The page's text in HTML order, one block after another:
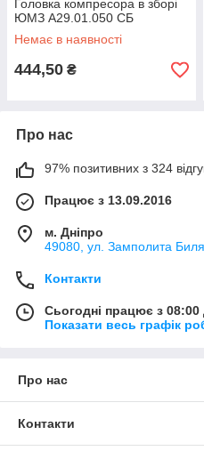
Головка компресора в зборі
ЮМЗ А29.01.050 СБ
Немає в наявності
444,50 ₴
Про нас
97% позитивних з 324
Працює з 13.09.2016
м. Дніпро
49080, ул. Замполита
Контакти
Сьогодні працює з 08:00
Показати весь графік
Про нас
Контакти